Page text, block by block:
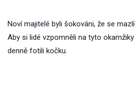
Noví majitelé byli šokováni, že se
Aby si lidé vzpomněli na tyto
denně fotili kočku.